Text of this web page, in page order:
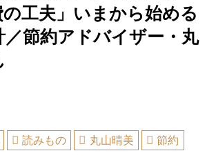
の工夫」いまから始める
／節約アドバイザー・丸
読みもの 丸山晴美 節約